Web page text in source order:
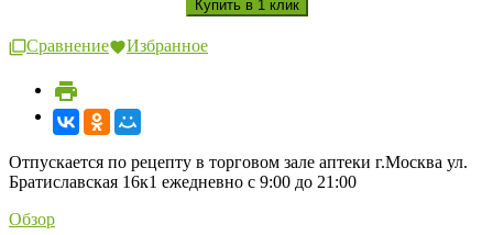
Сравнение Избранное
Отпускается по рецепту в торговом зале аптеки г.Москва ул.
Братиславская 16к1 ежедневно с 9:00 до 21:00
Обзор